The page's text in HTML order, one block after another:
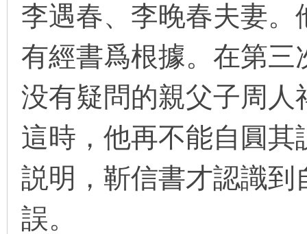
李遇春、李晚春夫妻
有經書爲根據。在第
没有疑問的親父子周人
這時，他再不能自圓
説明，靳信書才認識
誤。